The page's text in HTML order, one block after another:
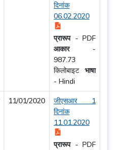
दिनांक
06.02.2020
प्रारूप- PDF
आकार -
987.73
किलोबाइट भाषा
- Hindi
11/01/2020
जीएसआर 1
दिनांक
11.01.2020
प्रारूप- PDF